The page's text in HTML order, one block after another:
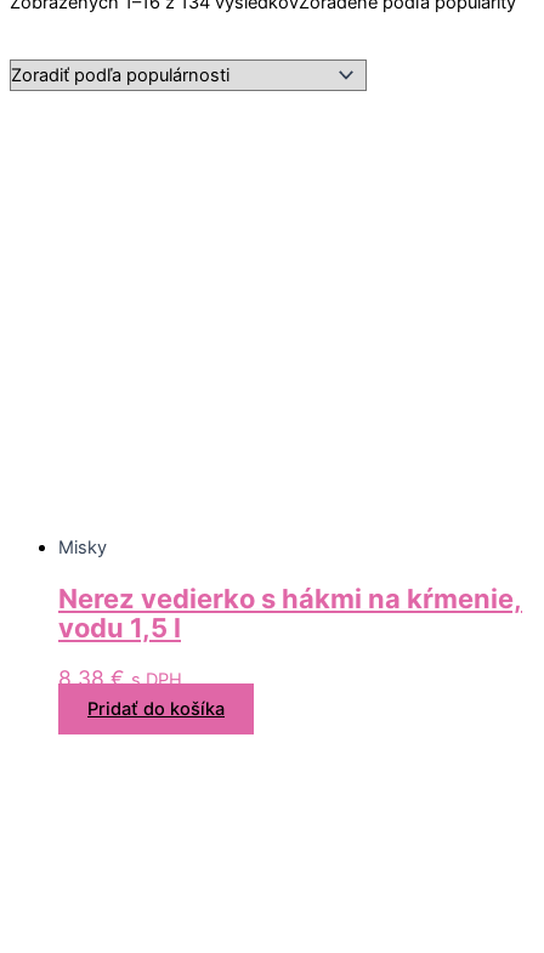
Misky
Nerez vedierko s hákmi na kŕmenie,
vodu 1,5 l
8,38€ s DPH
Pridať do košíka